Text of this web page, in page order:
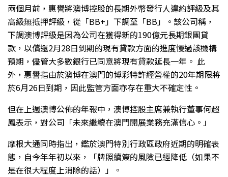
兩個月前，惠譽將澳博控股的長期外幣發行人違約評級及其
高級無抵押評級，從「BB+」下調至「BB」。該公司稱，
下調澳博評級是因為公司在獲得新的190億元長期銀團貸
款，以償還2月28日到期的現有貸款方面的進度慢過該機構
預期，儘管大多數銀行已同意將現有貸款延長一年。 此
外，惠譽指由於澳博在澳門的博彩特許經營權的20年期限將
於6月26日到期，因此監管方面亦存在重大不確定性。
但在上週澳博公佈的年報中，澳博控股主席兼執行董事何超
鳳表示，對公司「未來繼續在澳門開展業務充滿信心。」
摩根大通同時指出，鑑於澳門特別行政區政府近期的明確表
態，自今年年初以來，「牌照續簽的風險已經降低（如果不
是在很大程度上消除的話）」。